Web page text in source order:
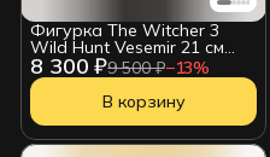
8 300 ₽9 500 ₽−13%
Фигурка The Witcher 3
Wild Hunt Vesemir 21 см
0761568009996 Уценка
В корзину